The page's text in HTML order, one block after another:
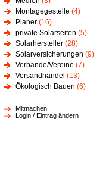
Montagegestelle (4)
Planer (16)
private Solarseiten (5)
Solarhersteller (28)
Solarversicherungen (9)
Verbände/Vereine (7)
Versandhandel (13)
Ökologisch Bauen (6)
Mitmachen
Login / Eintrag ändern